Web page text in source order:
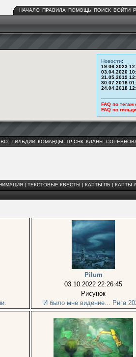
НАЧАЛО ПРАВИЛА ПОМОЩЬ ПОИСК ВОЙТИ
Новости:
19.06.2023
03.04.2020
31.05.2019
30.07.2018
24.04.2018
FAQ по
FAQ по
ГИЛЬДИИ КОМАНДЫ ТР СНК КЛАНЫ
ТЕКСТОВЫЕ КВЕСТЫ КАРТЫ ПБ КАРТЫ
Pilum
03.10.2022 22:26:45
Рисунок
И было мне видение... Рига